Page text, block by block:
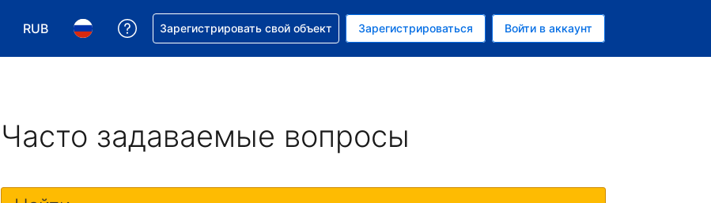
RUB
Выберите валюту. Текущая валюта — Российский рубль
Выберите язык. Текущий язык — На русском
Получите помощь с бронированием
Зарегистрировать свой объект Зарегистрироваться Войти в аккаунт
Часто задаваемые вопросы